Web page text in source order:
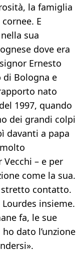
la famiglia
E
sua
dove era
Ernesto
di Bologna e
nato
1997, quando
dei grandi colpi
davanti a papa
– e per
come la sua.
stretto contatto.
insieme.
fa, le sue
dato l’unzione